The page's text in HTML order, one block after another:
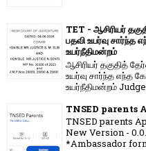
TET - ஆசிரியர்
பதவி உயர்வு சார்ந்த
உயர்நீதிமன்றம்
ஆசிரியர் தகுதித்
உயர்வு சார்ந்த எந்த
உயர்நீதிமன்றம்
TNSED parents
TNSED parents
New Version -
*Ambassador